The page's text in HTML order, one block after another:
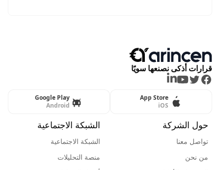
قرارات أذكى نصنعها سويًا
Facebook
Twitter
Youtube
LinkedIn
App Store
iOS
Google Play
Android
حول الشركة
تواصل معنا
من نحن
الشبكة الاجتماعية
الشبكة الاجتماعية
منصة التحليلات